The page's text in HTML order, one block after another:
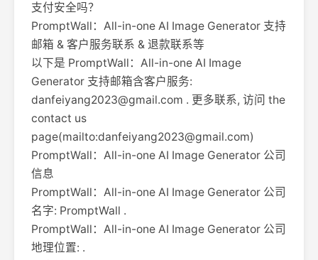
支付安全吗？
PromptWall：All-in-one AI Image Generator 支持
邮箱 & 客户服务联系 & 退款联系等
以下是 PromptWall：All-in-one AI Image
Generator 支持邮箱含客户服务:
danfeiyang2023@gmail.com . 更多联系, 访问 the
contact us
page(mailto:danfeiyang2023@gmail.com)
PromptWall：All-in-one AI Image Generator 公司
信息
PromptWall：All-in-one AI Image Generator 公司
名字: PromptWall .
PromptWall：All-in-one AI Image Generator 公司
地理位置: .